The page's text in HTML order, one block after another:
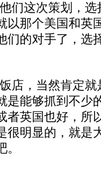
们这次策划，
以那个美国和英
们的对手了，选
店，当然肯定
是能够抓到不少
者英国也好，所
很明显的，就是